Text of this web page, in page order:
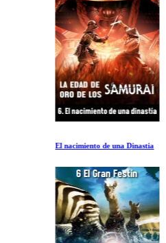
El nacimiento de una Dinastia